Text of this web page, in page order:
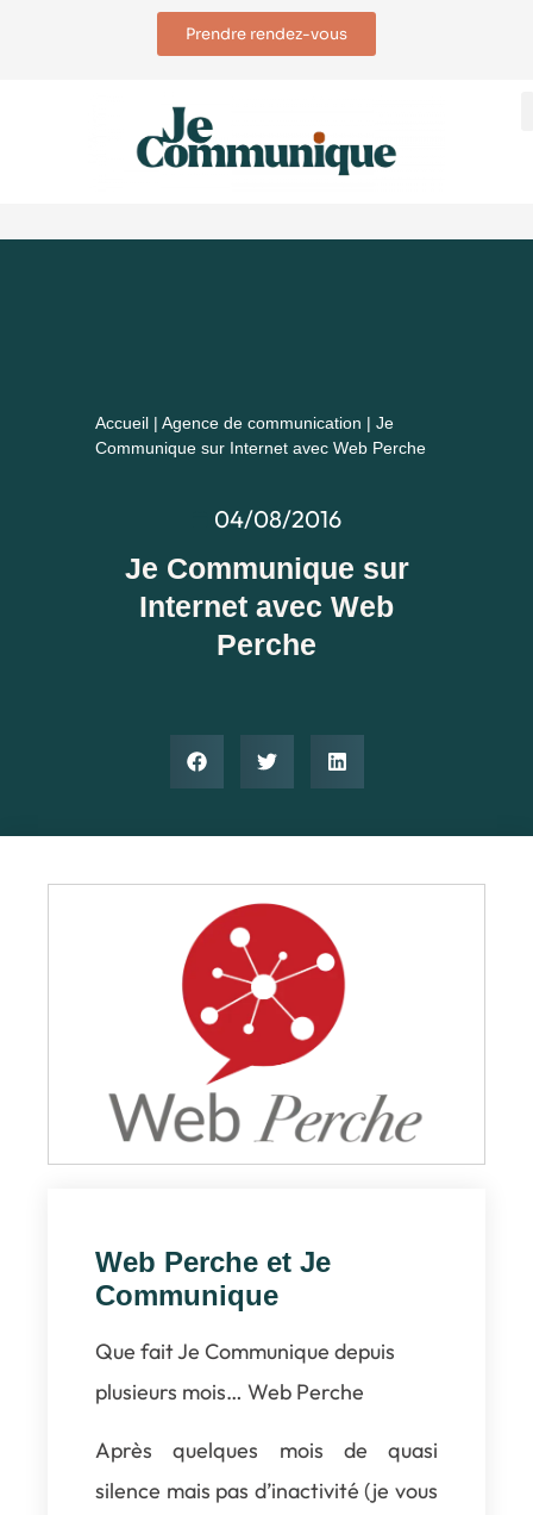
Prendre rendez-vous
Accueil | Agence de communication | Je
Communique sur Internet avec Web Perche
04/08/2016
Je Communique sur
Internet avec Web
Perche
Web Perche et Je
Communique
Que fait Je Communique depuis
plusieurs mois… Web Perche
Après quelques mois de quasi
silence mais pas d’inactivité (je vous